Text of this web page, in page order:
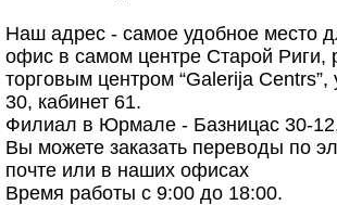
Наш адрес - самое удобное место
офис в самом центре Старой Риги,
торговым центром “Galerija
30, кабинет 61.
Филиал в Юрмале - Базницас 30-
Вы можете заказать переводы по
почте или в наших офисах
Время работы с 9:00 до 18:00.